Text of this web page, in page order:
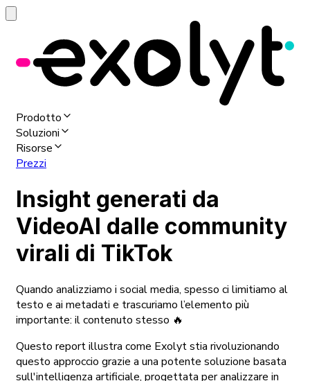
Prodotto
Soluzioni
Risorse
Prezzi
Insight generati da
VideoAI dalle community
virali di TikTok
Quando analizziamo i social media, spesso ci limitiamo al
testo e ai metadati e trascuriamo l’elemento più
importante: il contenuto stesso 🔥
Questo report illustra come Exolyt stia rivoluzionando
questo approccio grazie a una potente soluzione basata
sull'intelligenza artificiale, progettata per analizzare in